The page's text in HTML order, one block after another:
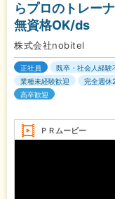
らプロのトレー
無資格OK/ds
株式会社nobitel
正社員 既卒・社会人経験
業種未経験歓迎
完全週休
高卒歓迎
ＰＲムービー